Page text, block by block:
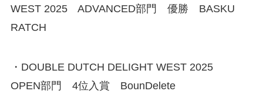
WEST 2025 ADVANCED部門 優勝 BASKU
RATCH
・DOUBLE DUTCH DELIGHT WEST 2025
OPEN部門 4位入賞 BounDelete